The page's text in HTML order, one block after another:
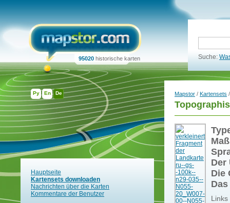
Ру En De
95020 historische karten Suche:
Hauptseite
Kartensets downloaden
Nachrichten über die Karten
Kommentare der Benutzer
Mapstor / Kartensets
Der
Die